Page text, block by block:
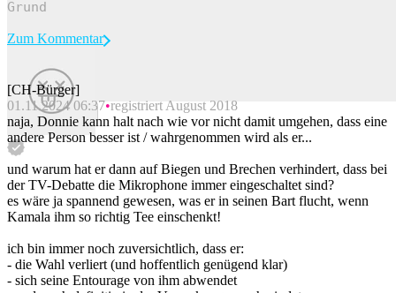
Beitrag melden
Zum Kommentar
[CH-Bürger]
01.11.2024 06:37 registriert August 2018
naja, Donnie kann halt nach wie vor nicht damit umgehen, dass eine
andere Person besser ist / wahrgenommen wird als er...
und warum hat er dann auf Biegen und Brechen verhindert, dass bei
der TV-Debatte die Mikrophone immer eingeschaltet sind?
es wäre ja spannend gewesen, was er in seinen Bart flucht, wenn
Kamala ihm so richtig Tee einschenkt!
ich bin immer noch zuversichtlich, dass er:
- die Wahl verliert (und hoffentlich genügend klar)
- sich seine Entourage von ihm abwendet